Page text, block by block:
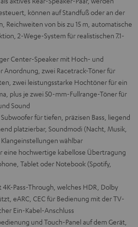
können auf Standfuß oder an der
Reichweiten von bis zu 15 m, automatische
2-Wege-System für realistischen 7.1-
Center-Speaker mit Hoch- und
Anordnung, zwei Racetrack-Töner für
zwei leistungsstarke Hochtöner für ein
plus je zwei 50-mm-Fullrange-Töner für
Sound
für tiefen, präzisen Bass, liegend
platzierbar, Soundmodi (Nacht, Musik,
wählbar
eine hochwertige kabellose Übertragung
Tablet oder Notebook (Spotify,
4K-Pass-Through, welches HDR, Dolby
eARC, CEC für Bedienung mit der TV-
Ein-Kabel-Anschluss
und Touch-Panel auf dem Gerät,